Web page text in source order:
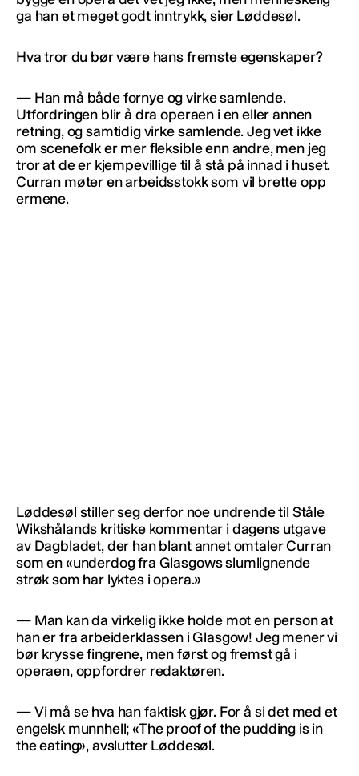
ga han et meget godt inntrykk, sier Løddesøl.
Hva tror du bør være hans fremste egenskaper?
— Han må både fornye og virke samlende.
Utfordringen blir å dra operaen i en eller annen
retning, og samtidig virke samlende. Jeg vet ikke
om scenefolk er mer fleksible enn andre, men jeg
tror at de er kjempevillige til å stå på innad i huset.
Curran møter en arbeidsstokk som vil brette opp
ermene.
Løddesøl stiller seg derfor noe undrende til Ståle
Wikshålands kritiske kommentar i dagens utgave
av Dagbladet, der han blant annet omtaler Curran
som en «underdog fra Glasgows slumlignende
strøk som har lyktes i opera.»
— Man kan da virkelig ikke holde mot en person at
han er fra arbeiderklassen i Glasgow! Jeg mener vi
bør krysse fingrene, men først og fremst gå i
operaen, oppfordrer redaktøren.
— Vi må se hva han faktisk gjør. For å si det med et
engelsk munnhell; «The proof of the pudding is in
the eating», avslutter Løddesøl.